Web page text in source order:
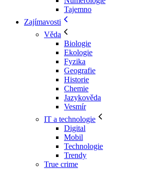
Tajemno
Zajímavosti
Věda
Biologie
Ekologie
Fyzika
Geografie
Historie
Chemie
Jazykověda
Vesmír
IT a technologie
Digital
Mobil
Technologie
Trendy
True crime